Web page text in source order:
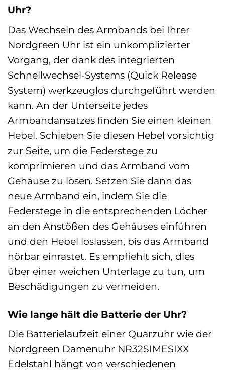
Uhr?
Das Wechseln des Armbands bei Ihrer
Nordgreen Uhr ist ein unkomplizierter
Vorgang, der dank des integrierten
Schnellwechsel-Systems (Quick Release
System) werkzeuglos durchgeführt werden
kann. An der Unterseite jedes
Armbandansatzes finden Sie einen kleinen
Hebel. Schieben Sie diesen Hebel vorsichtig
zur Seite, um die Federstege zu
komprimieren und das Armband vom
Gehäuse zu lösen. Setzen Sie dann das
neue Armband ein, indem Sie die
Federstege in die entsprechenden Löcher
an den Anstößen des Gehäuses einführen
und den Hebel loslassen, bis das Armband
hörbar einrastet. Es empfiehlt sich, dies
über einer weichen Unterlage zu tun, um
Beschädigungen zu vermeiden.
Wie lange hält die Batterie der Uhr?
Die Batterielaufzeit einer Quarzuhr wie der
Nordgreen Damenuhr NR32SIMESIXX
Edelstahl hängt von verschiedenen